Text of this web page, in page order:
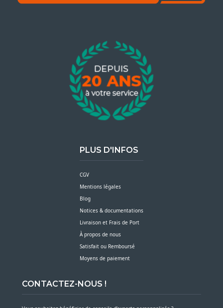
PLUS D'INFOS
CGV
Mentions légales
Blog
Notices & documentations
Livraison et Frais de Port
À propos de nous
Satisfait ou Remboursé
Moyens de paiement
CONTACTEZ-NOUS !